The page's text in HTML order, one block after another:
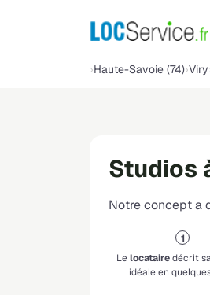
Haute-Savoie (74) Viry
Studios
Notre concept a
Lelocatairedécrit
idéale en